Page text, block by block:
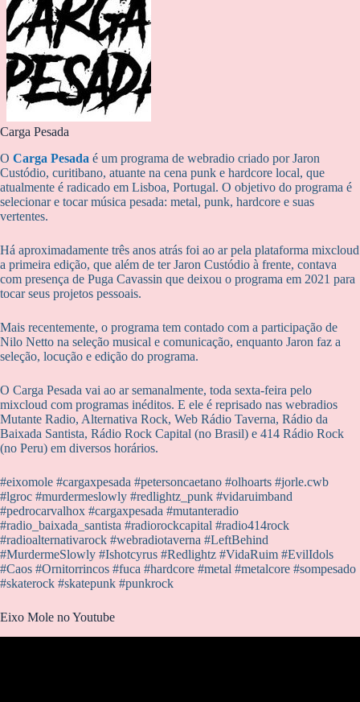
Carga Pesada
O Carga Pesada é um programa de webradio criado por Jaron
Custódio, curitibano, atuante na cena punk e hardcore local, que
atualmente é radicado em Lisboa, Portugal. O objetivo do programa é
selecionar e tocar música pesada: metal, punk, hardcore e suas
vertentes.
Há aproximadamente três anos atrás foi ao ar pela plataforma mixcloud
a primeira edição, que além de ter Jaron Custódio à frente, contava
com presença de Puga Cavassin que deixou o programa em 2021 para
tocar seus projetos pessoais.
Mais recentemente, o programa tem contado com a participação de
Nilo Netto na seleção musical e comunicação, enquanto Jaron faz a
seleção, locução e edição do programa.
O Carga Pesada vai ao ar semanalmente, toda sexta-feira pelo
mixcloud com programas inéditos. E ele é reprisado nas webradios
Mutante Radio, Alternativa Rock, Web Rádio Taverna, Rádio da
Baixada Santista, Rádio Rock Capital (no Brasil) e 414 Rádio Rock
(no Peru) em diversos horários.
#eixomole #cargaxpesada #petersoncaetano #olhoarts #jorle.cwb
#lgroc #murdermeslowly #redlightz_punk #vidaruimband
#pedrocarvalhox #cargaxpesada #mutanteradio
#radio_baixada_santista #radiorockcapital #radio414rock
#radioalternativarock #webradiotaverna #LeftBehind
#MurdermeSlowly #Ishotcyrus #Redlightz #VidaRuim #EvilIdols
#Caos #Ornitorrincos #fuca #hardcore #metal #metalcore #sompesado
#skaterock #skatepunk #punkrock
Eixo Mole no Youtube